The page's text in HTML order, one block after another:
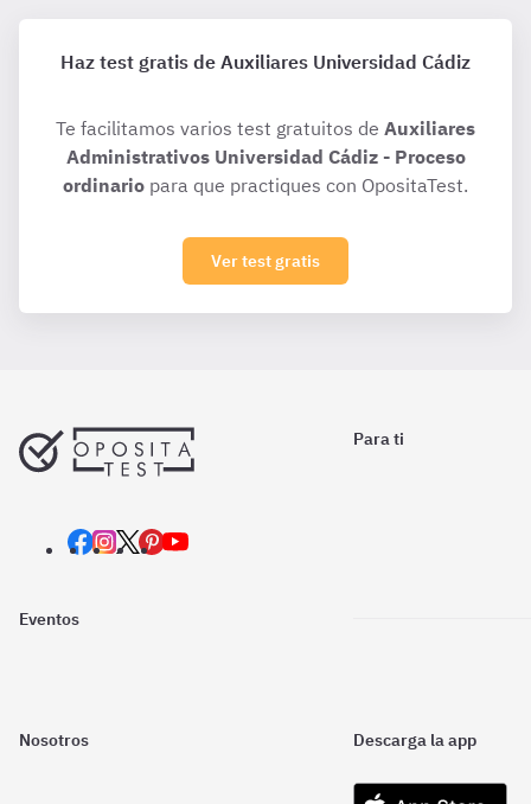
Haz test gratis de Auxiliares Universidad Cádiz
Te facilitamos varios test gratuitos de Auxiliares
Administrativos Universidad Cádiz - Proceso
ordinario para que practiques con OpositaTest.
Ver test gratis
Para ti
Eventos
Nosotros Descarga la app